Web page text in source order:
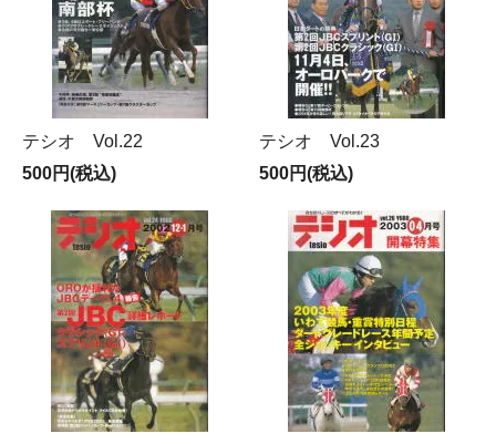
テシオ Vol.22
500円(税込)
テシオ Vol.23
500円(税込)